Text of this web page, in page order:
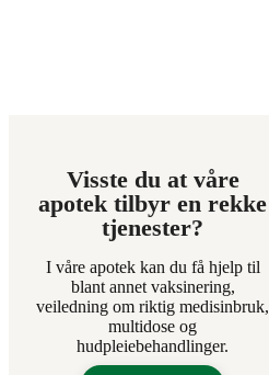
Visste du at våre
apotek tilbyr en rekke
tjenester?
I våre apotek kan du få hjelp til
blant annet vaksinering,
veiledning om riktig medisinbruk,
multidose og
hudpleiebehandlinger.